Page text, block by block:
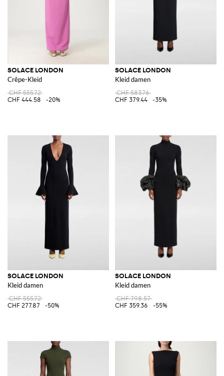
SOLACE LONDON
Crêpe-Kleid
CHF 555.72
CHF 444.58
-20%
SOLACE LONDON
Kleid damen
CHF 583.76
CHF 379.44
-35%
SOLACE LONDON
Kleid damen
CHF 555.72
CHF 277.87
-50%
SOLACE LONDON
Kleid damen
CHF 798.57
CHF 359.36
-55%